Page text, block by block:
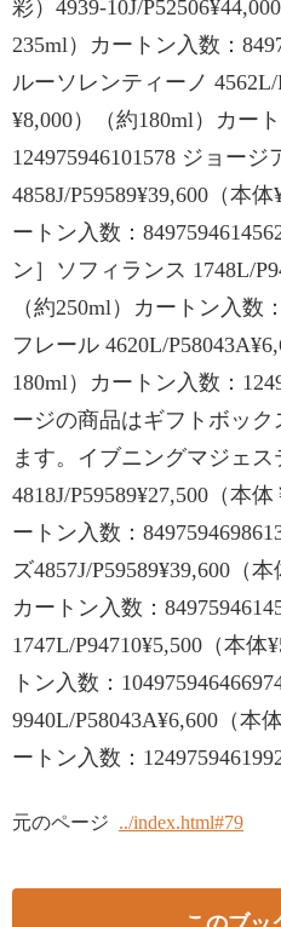
彩）4939-10J/
235ml）カートン入数：
ルーソレンティーノ
¥8,000）（約180ml）カー
124975946101578 ジョージ
4858J/P59589¥39,600（本
ートン入数：
ン］ソフィランス 1748L/
（約250ml）カートン入数
フレール 4620L/
180ml）カートン入数：
ージの商品はギフトボッ
ます。イブニングマジェス
4818J/P59589¥27,500（本
ートン入数：
ズ4857J/P59589¥39,600（
カートン入数：
1747L/P94710¥5,500（本
トン入数：
9940L/P58043A¥6,600（本
ートン入数：
元のページ ../index.html#79